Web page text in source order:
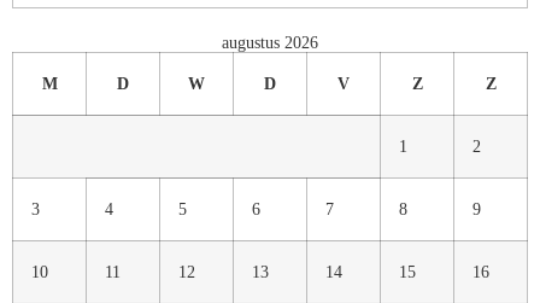
augustus 2026
M D W D V Z Z
1 2
3 4 5 6 7 8 9
10 11 12 13 14 15 16